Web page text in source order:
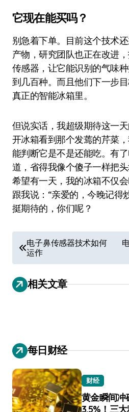
它现在能买吗？
别急着下单。目前这个技术
产物，研究团队也正在改进
传感器，让它能识别的气味
到几百种。而且他们下一步
真正的智能冰箱里。
但说实话，我超级期待这一
开冰箱看到那个发蔫的芹菜
能判断它是不是还能吃。有
道，省得我像个傻子一样把头
希望有一天，我的冰箱不仅
跟我说：“亲爱的，今晚记得
挺期待的，你们呢？
章
导
航
电子鼻传感器技术如何
运作
相关文章
每日财经
财经
黄金瞬间
3.5%！三